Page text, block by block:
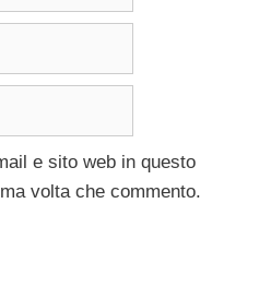
e sito web in questo
volta che commento.